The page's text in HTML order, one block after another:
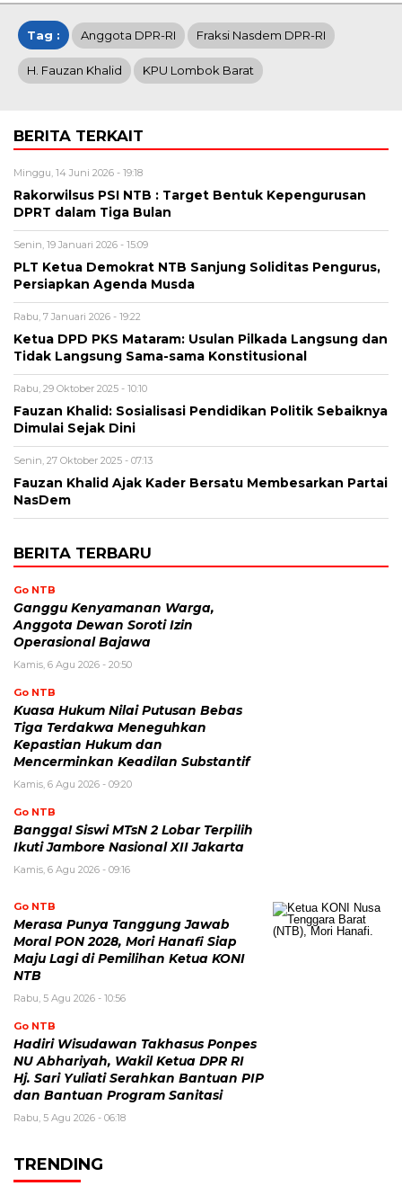
Tag : Anggota DPR-RI Fraksi Nasdem DPR-RI
H. Fauzan Khalid KPU Lombok Barat
BERITA TERKAIT
Minggu, 14 Juni 2026 - 19:18
Rakorwilsus PSI NTB : Target Bentuk Kepengurusan
DPRT dalam Tiga Bulan
Senin, 19 Januari 2026 - 15:09
PLT Ketua Demokrat NTB Sanjung Soliditas Pengurus,
Persiapkan Agenda Musda
Rabu, 7 Januari 2026 - 19:22
Ketua DPD PKS Mataram: Usulan Pilkada Langsung dan
Tidak Langsung Sama-sama Konstitusional
Rabu, 29 Oktober 2025 - 10:10
Fauzan Khalid: Sosialisasi Pendidikan Politik Sebaiknya
Dimulai Sejak Dini
Senin, 27 Oktober 2025 - 07:13
Fauzan Khalid Ajak Kader Bersatu Membesarkan Partai
NasDem
BERITA TERBARU
Go NTB
Ganggu Kenyamanan Warga,
Anggota Dewan Soroti Izin
Operasional Bajawa
Kamis, 6 Agu 2026 - 20:50
Go NTB
Kuasa Hukum Nilai Putusan Bebas
Tiga Terdakwa Meneguhkan
Kepastian Hukum dan
Mencerminkan Keadilan Substantif
Kamis, 6 Agu 2026 - 09:20
Go NTB
Bangga! Siswi MTsN 2 Lobar Terpilih
Ikuti Jambore Nasional XII Jakarta
Kamis, 6 Agu 2026 - 09:16
Go NTB
Merasa Punya Tanggung Jawab
Moral PON 2028, Mori Hanafi Siap
Maju Lagi di Pemilihan Ketua KONI
NTB
Rabu, 5 Agu 2026 - 10:56
Go NTB
Hadiri Wisudawan Takhasus Ponpes
NU Abhariyah, Wakil Ketua DPR RI
Hj. Sari Yuliati Serahkan Bantuan PIP
dan Bantuan Program Sanitasi
Rabu, 5 Agu 2026 - 06:18
TRENDING